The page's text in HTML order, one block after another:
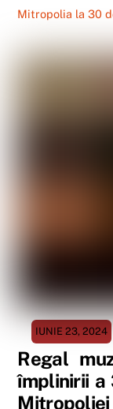
Mitropolia la 30
IUNIE 23, 2024
Regal
împlinirii a
Mitropoliei